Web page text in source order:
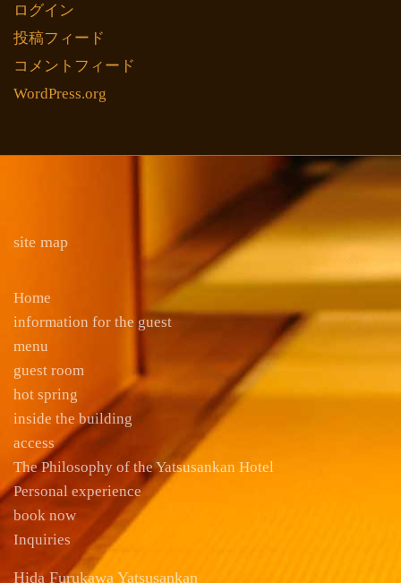
ログイン
投稿フィード
コメントフィード
WordPress.org
site map
Home
information for the guest
menu
guest room
hot spring
inside the building
access
The Philosophy of the Yatsusankan Hotel
Personal experience
book now
Inquiries
Hida Furukawa Yatsusankan